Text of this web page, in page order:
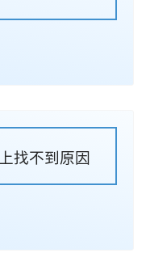
找不到原因